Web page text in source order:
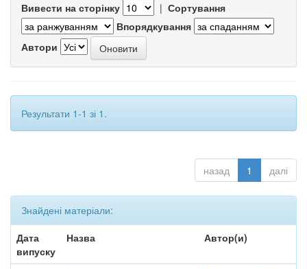
Вивести на сторінку | Сортування
Впорядкування
Автори
Результати 1-1 зі 1.
назад 1 далі
Знайдені матеріали:
Дата
випуску
Назва Автор(и)